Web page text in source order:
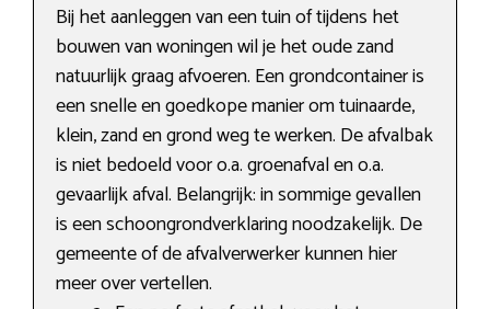
Bij het aanleggen van een tuin of tijdens het
bouwen van woningen wil je het oude zand
natuurlijk graag afvoeren. Een grondcontainer is
een snelle en goedkope manier om tuinaarde,
klein, zand en grond weg te werken. De afvalbak
is niet bedoeld voor o.a. groenafval en o.a.
gevaarlijk afval. Belangrijk: in sommige gevallen
is een schoongrondverklaring noodzakelijk. De
gemeente of de afvalverwerker kunnen hier
meer over vertellen.